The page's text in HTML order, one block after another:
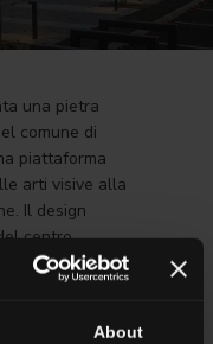
About
una pietra
comune di
piattaforma
arti visive alla
Il design
centro
eventi di
dai laboratori ai